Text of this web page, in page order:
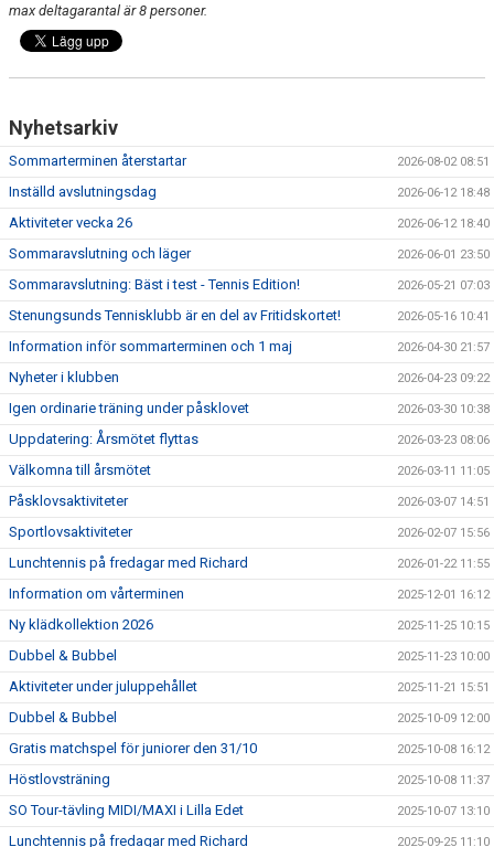
max deltagarantal är 8 personer.
Nyhetsarkiv
Sommarterminen återstartar 2026-08-02 08:51
Inställd avslutningsdag 2026-06-12 18:48
Aktiviteter vecka 26 2026-06-12 18:40
Sommaravslutning och läger 2026-06-01 23:50
Sommaravslutning: Bäst i test - Tennis Edition! 2026-05-21 07:03
Stenungsunds Tennisklubb är en del av Fritidskortet! 2026-05-16 10:41
Information inför sommarterminen och 1 maj 2026-04-30 21:57
Nyheter i klubben 2026-04-23 09:22
Igen ordinarie träning under påsklovet 2026-03-30 10:38
Uppdatering: Årsmötet flyttas 2026-03-23 08:06
Välkomna till årsmötet 2026-03-11 11:05
Påsklovsaktiviteter 2026-03-07 14:51
Sportlovsaktiviteter 2026-02-07 15:56
Lunchtennis på fredagar med Richard 2026-01-22 11:55
Information om vårterminen 2025-12-01 16:12
Ny klädkollektion 2026 2025-11-25 10:15
Dubbel & Bubbel 2025-11-23 10:00
Aktiviteter under juluppehållet 2025-11-21 15:51
Dubbel & Bubbel 2025-10-09 12:00
Gratis matchspel för juniorer den 31/10 2025-10-08 16:12
Höstlovsträning 2025-10-08 11:37
SO Tour-tävling MIDI/MAXI i Lilla Edet 2025-10-07 13:10
Lunchtennis på fredagar med Richard 2025-09-25 11:10